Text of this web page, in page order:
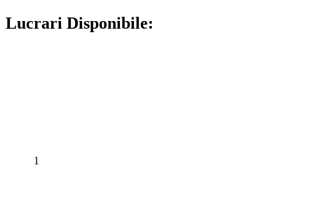
Lucrari Disponibile:
1